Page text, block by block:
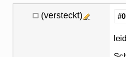
(versteckt) #0